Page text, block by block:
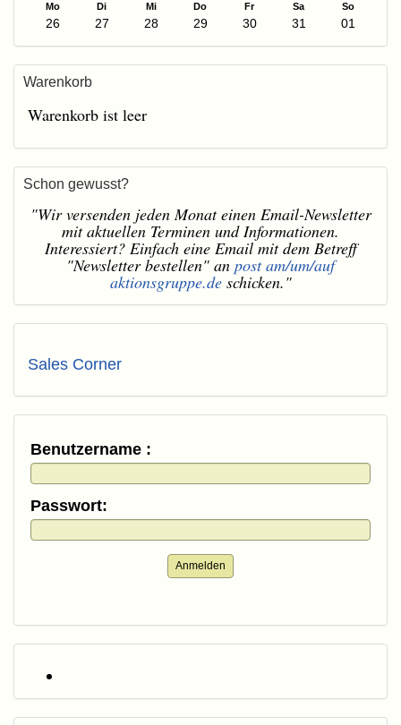
Mo Di Mi Do Fr Sa So
26 27 28 29 30 31 01
Warenkorb
Warenkorb ist leer
Schon gewusst?
"Wir versenden jeden Monat einen Email-Newsletter
mit aktuellen Terminen und Informationen.
Interessiert? Einfach eine Email mit dem Betreff
"Newsletter bestellen" an post am/um/auf
aktionsgruppe.deschicken."
Sales Corner
Benutzername :
Passwort:
Anmelden